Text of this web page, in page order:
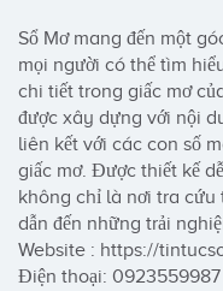
Sổ Mơ mang đến một
mọi người có thể tìm
chi tiết trong giấc mơ
được xây dựng với nội
liên kết với các con số
giấc mơ. Được thiết kế
không chỉ là nơi tra
dẫn đến những trải
Website : https://
Điện thoại: 0923559987